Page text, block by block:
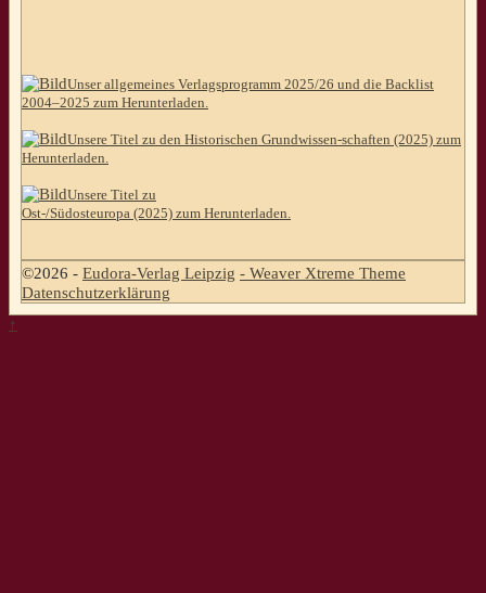
Unser allgemeines Verlagsprogramm 2025/26 und die Backlist
2004–2025 zum Herunterladen.
Unsere Titel zu den Historischen Grundwissen-schaften (2025) zum
Herunterladen.
Unsere Titel zu
Ost-/Südosteuropa (2025) zum Herunterladen.
©2026 - Eudora-Verlag Leipzig - Weaver Xtreme Theme
Datenschutzerklärung
↑